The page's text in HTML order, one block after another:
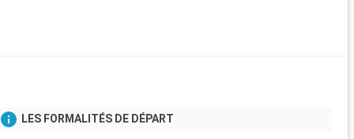
LES FORMALITÉS DE DÉPART